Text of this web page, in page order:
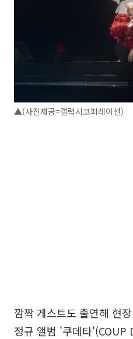
▲(사진제공=갤럭시코퍼레이션)
깜짝 게스트도 출연해 현
정규 앨범 '쿠데타